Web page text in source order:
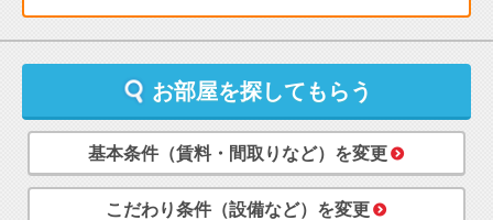
お部屋を探してもらう
基本条件（賃料・間取りなど）を変更
こだわり条件（設備など）を変更